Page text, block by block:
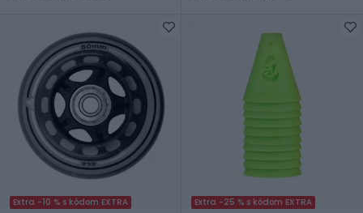
Extra -10 % s kódom EXTRA Extra -25 % s kódom EXTRA